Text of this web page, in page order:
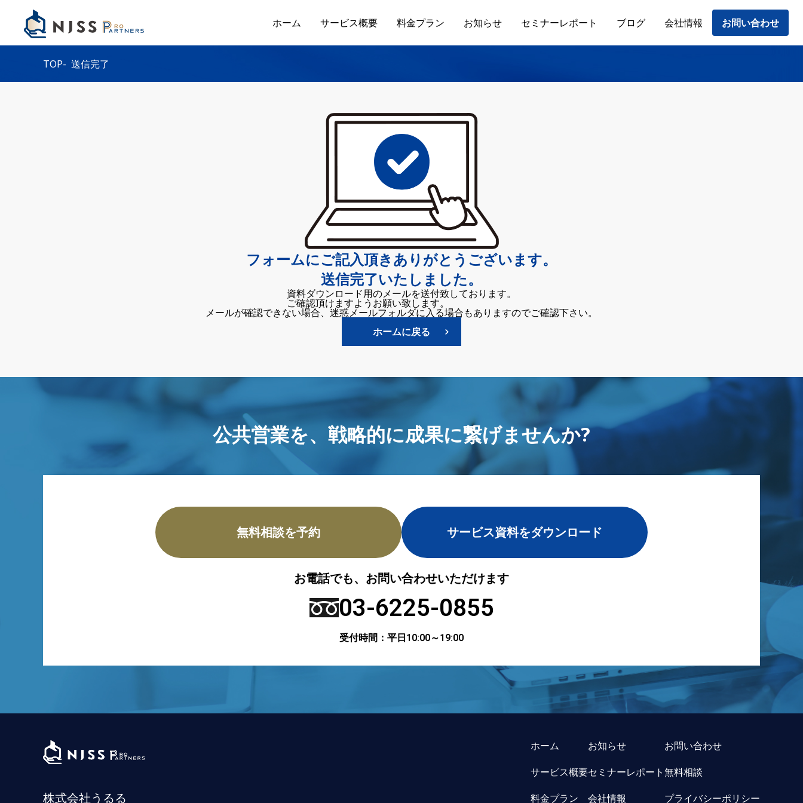
ホーム サービス概要 料金プラン お知らせ セミナーレポート ブログ 会社情報 お問い合わせ
TOP 送信完了
フォームにご記入頂きありがとうございます。
送信完了いたしました。
資料ダウンロード用のメールを送付致しております。
ご確認頂けますようお願い致します。
メールが確認できない場合、迷惑メールフォルダに入る場合もありますのでご確認下さい。
ホームに戻る
公共営業を、 戦略的に成果に繋げませんか?
無料相談を予約 サービス資料をダウンロード
お電話でも、お問い合わせいただけます
03-6225-0855
受付時間：平日10:00～19:00
株式会社うるる
ホーム
サービス概要
料金プラン
お知らせ
セミナーレポート
会社情報
お問い合わせ
無料相談
プライバシーポリシー